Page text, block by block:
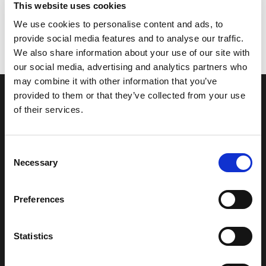
This website uses cookies
We use cookies to personalise content and ads, to
provide social media features and to analyse our traffic.
We also share information about your use of our site with
our social media, advertising and analytics partners who
may combine it with other information that you’ve
provided to them or that they’ve collected from your use
of their services.
Selection
Necessary
Preferences
Statistics
de classe 30, 60, 90 minutes pour
garantir stabilité structurelle et
résistance, tout en protégeant les
objets et les personnes contre le
passage de la fumée, du gaz et